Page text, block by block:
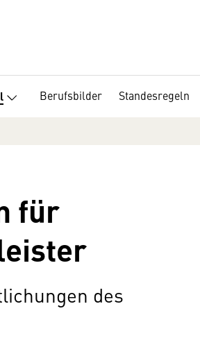
Berufsbilder Standesregeln
für
des